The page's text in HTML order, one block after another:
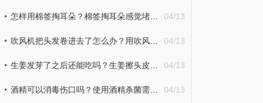
04/13
怎样用棉签掏耳朵？棉签掏耳朵感觉堵住了应该怎么办？
04/13
吹风机把头发卷进去了怎么办？用吹风机吹头发会导致脱发吗？
04/13
生姜发芽了之后还能吃吗？生姜擦头皮可以促进生发吗？
04/13
酒精可以消毒伤口吗？使用酒精杀菌需要停留多长时间？